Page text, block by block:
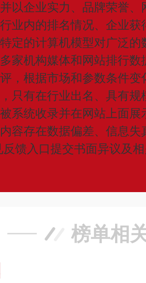
以企业实力、品牌荣誉
业内的排名情况、企业
定的计算机模型对广泛
家机构媒体和网站排行
，根据市场和参数条件
只有在行业出名、具有
系统收录并在网站上面
容存在数据偏差、信息
馈入口提交书面异议及
榜单相